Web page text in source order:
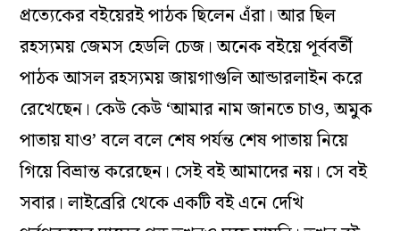
প্রত্যেকের বইয়েরই পাঠক ছিলেন এঁরা। আর ছিল
রহস্যময় জেমস হেডলি চেজ। অনেক বইয়ে পূর্ববর্তী
পাঠক আসল রহস্যময় জায়গাগুলি আন্ডারলাইন করে
রেখেছেন। কেউ কেউ ‘আমার নাম জানতে চাও, অমুক
পাতায় যাও’ বলে বলে শেষ পর্যন্ত শেষ পাতায় নিয়ে
গিয়ে বিভ্রান্ত করেছেন। সেই বই আমাদের নয়। সে বই
সবার। লাইব্রেরি থেকে একটি বই এনে দেখি